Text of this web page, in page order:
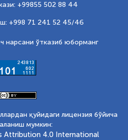
+99855 502 88 44
+998 71 241 52 45/46
нарсани ўтказиб юборманг
қуйидаги лицензия бўйича
мумкин:
Attribution 4.0 International